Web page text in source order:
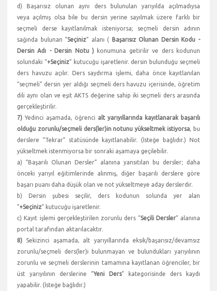
d) Başarısız olunan aynı ders bulunulan yarıyılda açılmadıysa
veya açılmış olsa bile bu dersin yerine sayılmak üzere farklı bir
seçmeli derse kayıtlanılmak isteniyorsa; seçmeli dersin adının
sağında bulunan “Seçiniz” alanı ( Başarısız Olunan Dersin Kodu -
Dersin Adı - Dersin Notu ) konumuna getirilir ve ders kodunun
solundaki “+Seçiniz” kutucuğu işaretlenir. dersin bulunduğu seçmeli
ders havuzu açılır. Ders saydırma işlemi, daha önce kayıtlanılan
“seçmeli” dersin yer aldığı seçmeli ders havuzu içerisinde, öğretim
dili aynı olan ve eşit AKTS değerine sahip iki seçmeli ders arasında
gerçekleştirilir.
7) Yedinci aşamada, öğrenci alt yarıyıllarında kayıtlanarak başarılı
olduğu zorunlu/seçmeli ders(ler)in notunu yükseltmek istiyorsa, bu
derslere “Tekrar” statüsünde kayıtlanabilir. (İsteğe bağlıdır.) Not
yükseltmek istenmiyorsa bir sonraki aşamaya geçilebilir.
a) “Başarılı Olunan Dersler” alanına yansıtılan bu dersler; daha
önceki yarıyıl eğitimlerinde alınmış, diğer başarılı derslere göre
başarı puanı daha düşük olan ve not yükseltmeye aday derslerdir.
b) Dersin şubesi seçilir, ders kodunun solunda yer alan
“+Seçiniz” kutucuğu işaretlenir.
c) Kayıt işlemi gerçekleştirilen zorunlu ders “Seçili Dersler” alanına
portal tarafından aktarılacaktır.
8) Sekizinci aşamada, alt yarıyıllarında eksik/başarısız/devamsız
zorunlu/seçmeli ders(ler)i bulunmayan ve bulundukları yarıyılının
zorunlu ve seçmeli derslerinin tamamına kayıtlanan öğrenciler, bir
üst yarıyılının derslerine “Yeni Ders” kategorisinde ders kaydı
yapabilir. (İsteğe bağlıdır.)